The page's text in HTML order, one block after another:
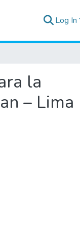
Log In
la
– Lima